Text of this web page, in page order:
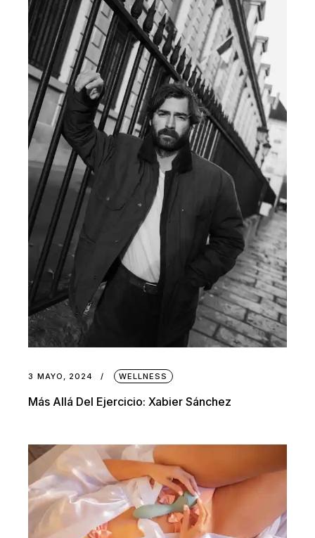
3 MAYO, 2024 WELLNESS
Más Allá Del Ejercicio: Xabier Sánchez